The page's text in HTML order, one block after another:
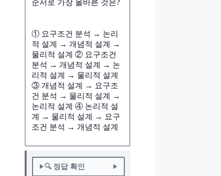
순서로 가장 올바른 것은?
① 요구조건 분석 → 논리
적 설계 → 개념적 설계 →
물리적 설계 ② 요구조건
분석 → 개념적 설계 → 논
리적 설계 → 물리적 설계
③ 개념적 설계 → 요구조
건 분석 → 물리적 설계 →
논리적 설계 ④ 논리적 설
계 → 물리적 설계 → 요구
조건 분석 → 개념적 설계
🔍 정답 확인